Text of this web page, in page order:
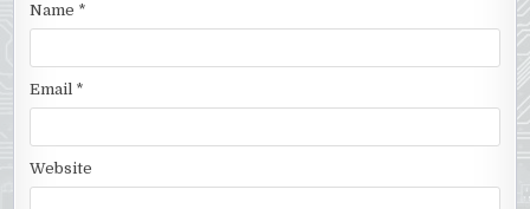
Name *
Email *
Website